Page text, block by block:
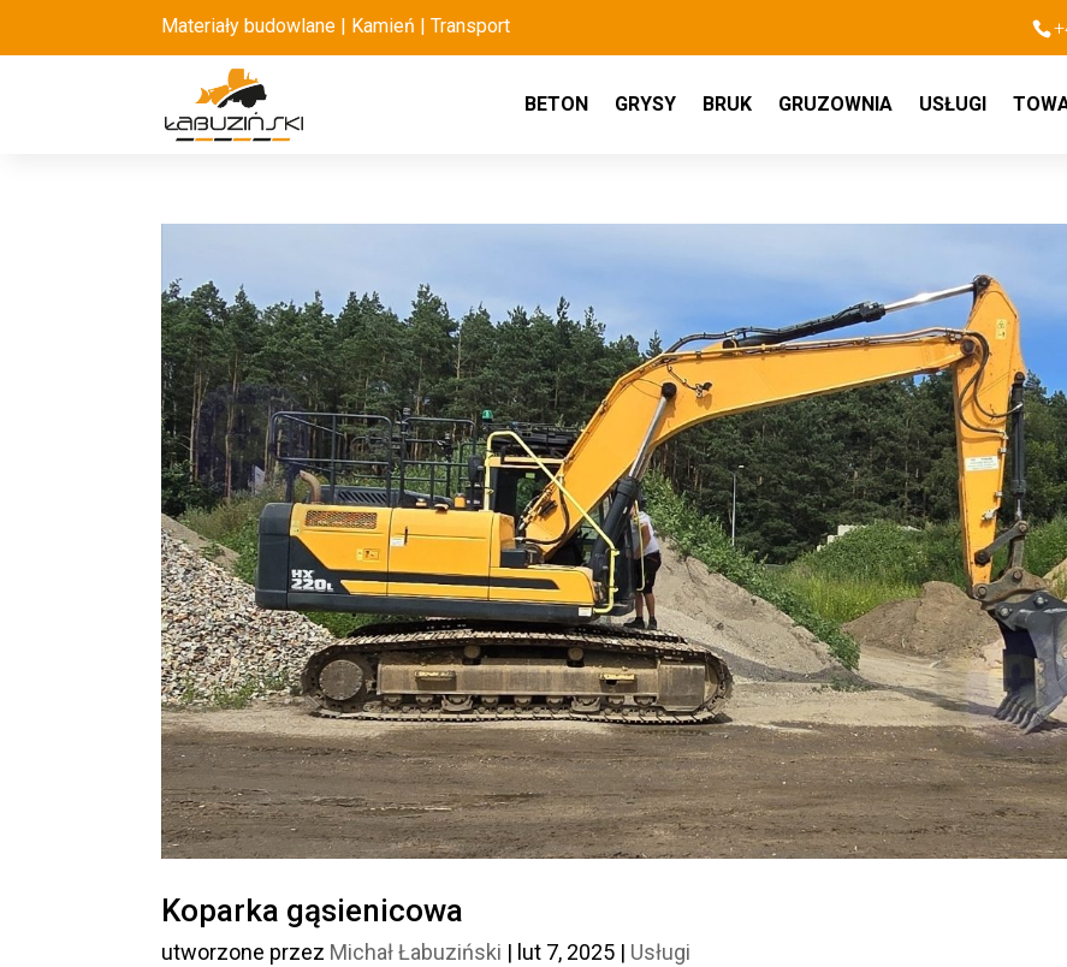
Materiały budowlane | Kamień | Transport
BETON GRYSY BRUK GRUZOWNIA USŁUGI
Koparka gąsienicowa
utworzone przez Michał Łabuziński | lut 7, 2025 | Usługi